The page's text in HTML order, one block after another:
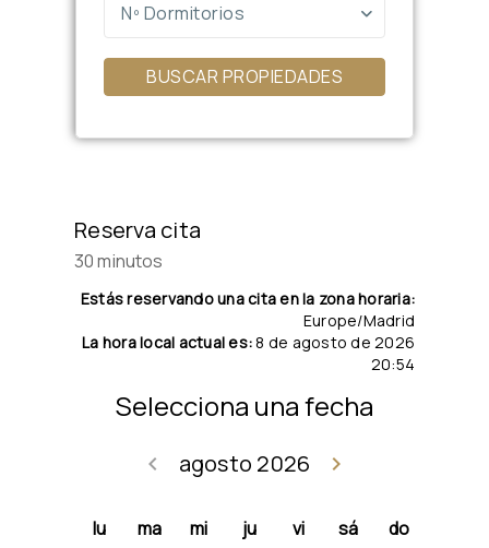
Nº Dormitorios
BUSCAR PROPIEDADES